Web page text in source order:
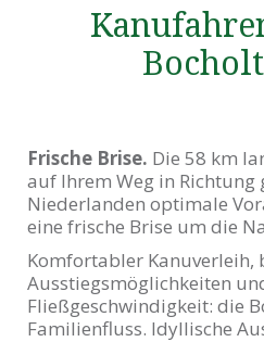
Frische Brise. Die 58 km
auf Ihrem Weg in Richtung
Niederlanden optimale
eine frische Brise um die
Komfortabler Kanuverleih,
Ausstiegsmöglichkeiten
Fließgeschwindigkeit: die
Familienfluss. Idyllische